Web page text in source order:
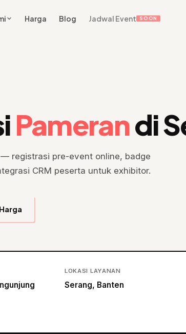
Harga Blog Jadwal Event SOON
Pamerandi
— registrasi pre-event online, badge
CRM peserta untuk exhibitor.
LOKASI LAYANAN
Serang, Banten